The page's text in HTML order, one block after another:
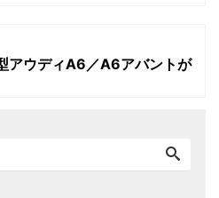
アウディA6／A6アバントが